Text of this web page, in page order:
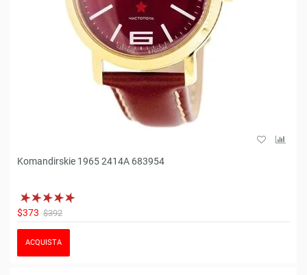
Komandirskie 1965 2414A 683954
$373 $392
ACQUISTA